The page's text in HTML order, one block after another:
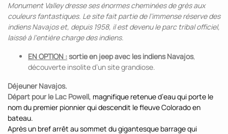
Monument Valley dresse ses énormes cheminées de grès aux
couleurs fantastiques. Le site fait partie de l’immense réserve des
indiens Navajos et, depuis 1958, il est devenu le parc tribal officiel,
laissé à l’entière charge des indiens.
EN OPTION :sortie en jeep avec les indiens Navajos,
découverte insolite d’un site grandiose.
Déjeuner Navajos.
Départ pour le Lac Powell, magnifique retenue d’eau qui porte le
nom du premier pionnier qui descendit le fleuve Colorado en
bateau.
Après un bref arrêt au sommet du gigantesque barrage qui